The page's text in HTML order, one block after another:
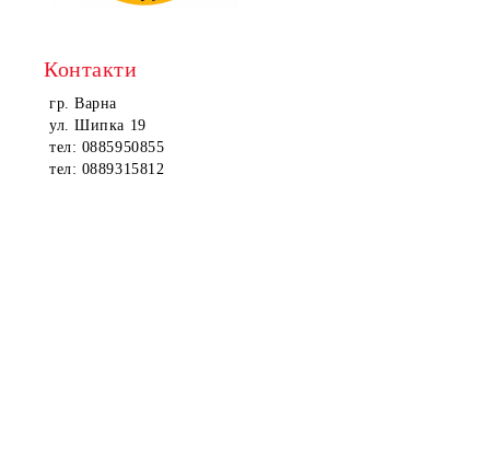
Контакти
гр. Варна
ул. Шипка 19
тел: 0885950855
тел: 0889315812